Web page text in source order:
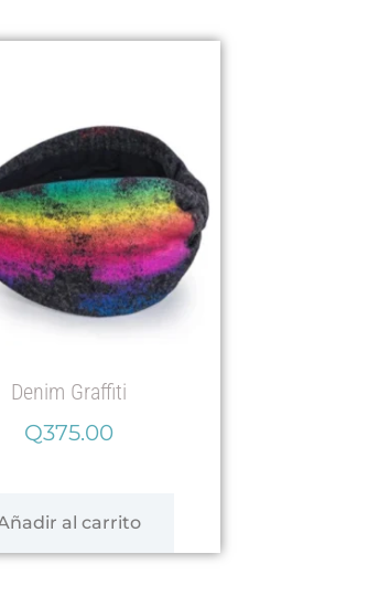
Denim Graffiti
Q375.00
al carrito